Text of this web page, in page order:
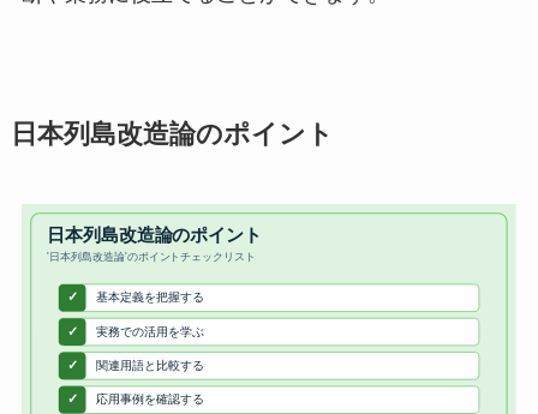
日本列島改造論のポイント